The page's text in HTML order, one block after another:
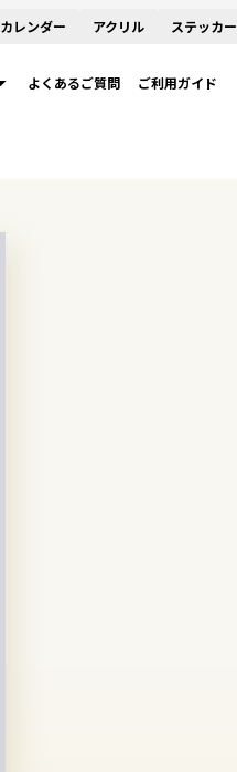
カレンダー アクリル ステッカー
よくあるご質問 ご利用ガイド